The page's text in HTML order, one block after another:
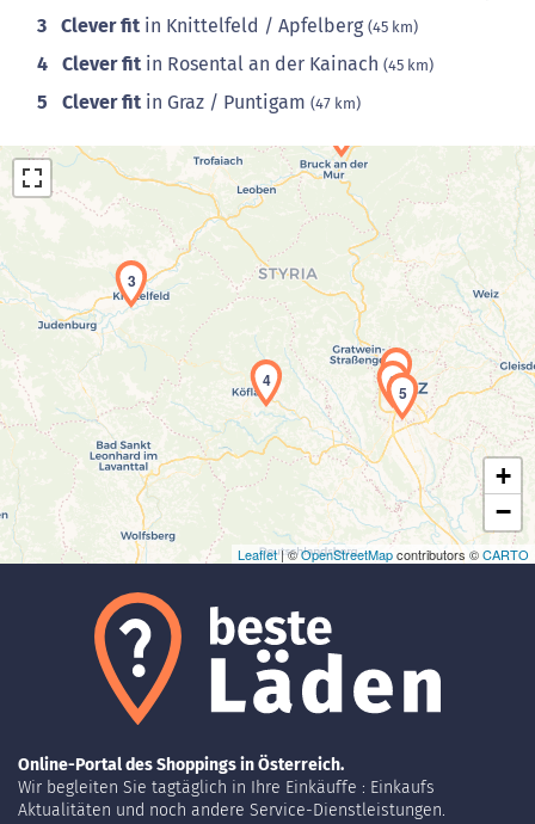
3 Clever fit in Knittelfeld / Apfelberg (45 km)
4 Clever fit in Rosental an der Kainach (45 km)
5 Clever fit in Graz / Puntigam (47 km)
Laden der Karte...
1
2
3
4
5
+
−
Leaflet| ©OpenStreetMapcontributors ©CARTO
Online-Portal des Shoppings in Österreich.
Wir begleiten Sie tagtäglich in Ihre Einkäuffe : Einkaufs
Aktualitäten und noch andere Service-Dienstleistungen.